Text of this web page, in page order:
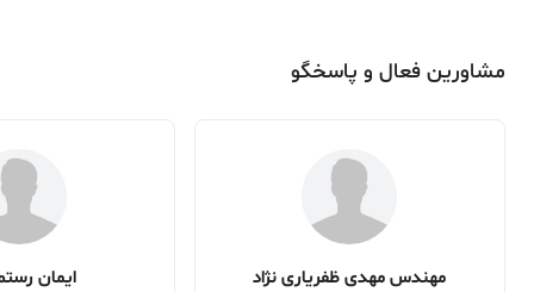
مشاورین فعال و پاسخگو
مهندس مهدی ظفریاری نژاد ایمان